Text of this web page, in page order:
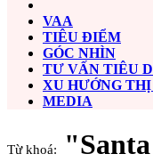
VAA
TIÊU ĐIỂM
GÓC NHÌN
TƯ VẤN TIÊU
XU HƯỚNG
MEDIA
Từ khoá: